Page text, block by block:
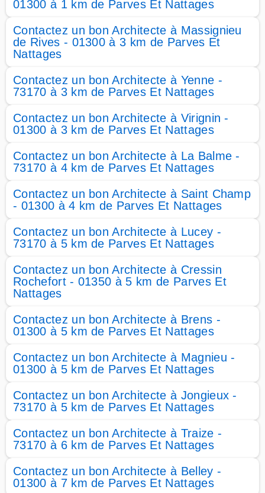
01300 à 1 km de Parves Et Nattages
Contactez un bon Architecte à Massignieu
de Rives - 01300 à 3 km de Parves Et
Nattages
Contactez un bon Architecte à Yenne -
73170 à 3 km de Parves Et Nattages
Contactez un bon Architecte à Virignin -
01300 à 3 km de Parves Et Nattages
Contactez un bon Architecte à La Balme -
73170 à 4 km de Parves Et Nattages
Contactez un bon Architecte à Saint Champ
- 01300 à 4 km de Parves Et Nattages
Contactez un bon Architecte à Lucey -
73170 à 5 km de Parves Et Nattages
Contactez un bon Architecte à Cressin
Rochefort - 01350 à 5 km de Parves Et
Nattages
Contactez un bon Architecte à Brens -
01300 à 5 km de Parves Et Nattages
Contactez un bon Architecte à Magnieu -
01300 à 5 km de Parves Et Nattages
Contactez un bon Architecte à Jongieux -
73170 à 5 km de Parves Et Nattages
Contactez un bon Architecte à Traize -
73170 à 6 km de Parves Et Nattages
Contactez un bon Architecte à Belley -
01300 à 7 km de Parves Et Nattages